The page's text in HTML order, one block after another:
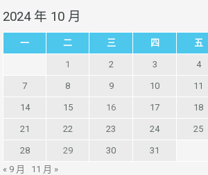
2024 年 10 月
一 二 三 四 五
1 2 3 4
7 8 9 10 11
14 15 16 17 18
21 22 23 24 25
28 29 30
31
« 9 月
11 月 »